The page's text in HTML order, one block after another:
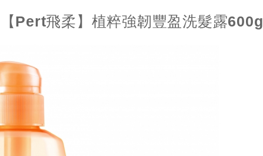
【Pert飛柔】植粹強韌豐盈洗髮露600g